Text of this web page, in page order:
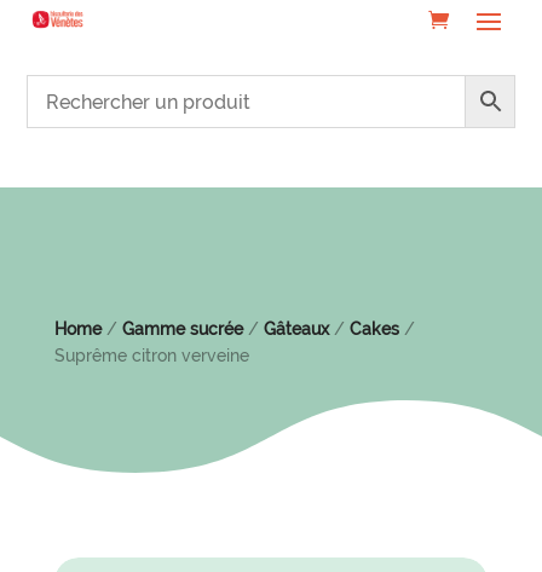
Home/ Gamme sucrée/ Gâteaux/ Cakes/
Suprême citron verveine